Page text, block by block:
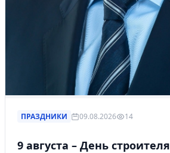
ПРАЗДНИКИ 09.08.2026 14
9 августа – День строителя